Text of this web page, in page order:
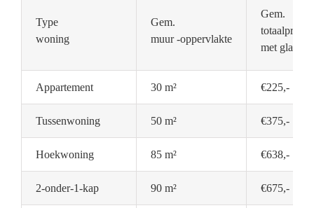
Type
woning
Gem.
muur -oppervlakte
Gem.
totaalprijs
met
Appartement 30 m² €225,-
Tussenwoning 50 m² €375,-
Hoekwoning 85 m² €638,-
2-onder-1-kap 90 m² €675,-